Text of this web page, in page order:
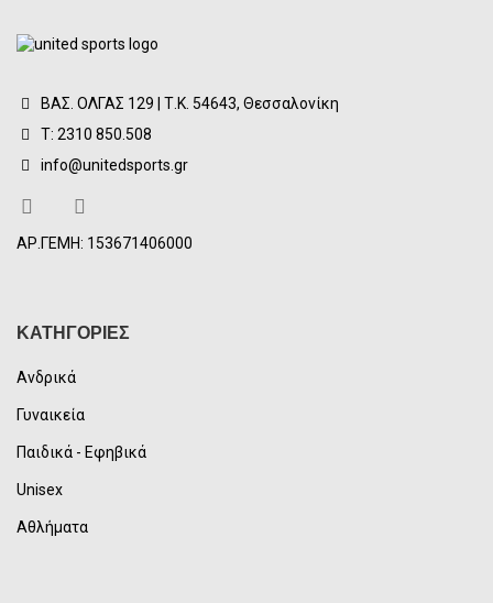
ΒΑΣ. ΟΛΓΑΣ 129 | Τ.Κ. 54643, Θεσσαλονίκη
Τ: 2310 850.508
info@unitedsports.gr
ΑΡ.ΓΕΜΗ: 153671406000
ΚΑΤΗΓΟΡΙΕΣ
Ανδρικά
Γυναικεία
Παιδικά - Εφηβικά
Unisex
Αθλήματα